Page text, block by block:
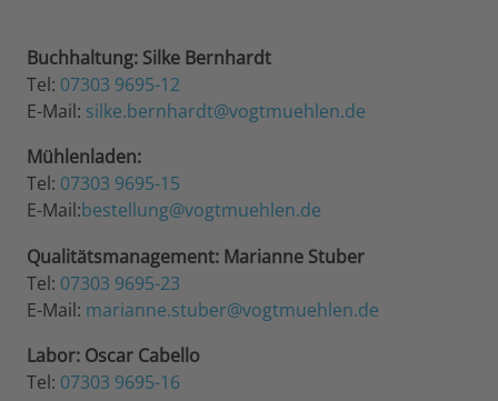
Buchhaltung: Silke Bernhardt
Tel: 07303 9695-12
E-Mail: silke.bernhardt@vogtmuehlen.de
Mühlenladen:
Tel: 07303 9695-15
E-Mail:bestellung@vogtmuehlen.de
Qualitätsmanagement: Marianne Stuber
Tel: 07303 9695-23
E-Mail: marianne.stuber@vogtmuehlen.de
Labor: Oscar Cabello
Tel: 07303 9695-16